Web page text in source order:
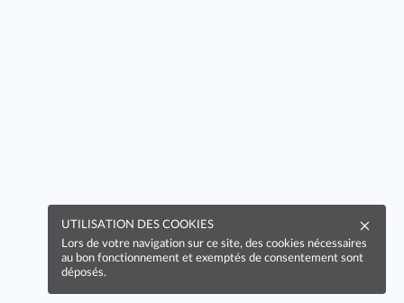
UTILISATION DES COOKIES
Lors de votre navigation sur ce site, des cookies nécessaires
au bon fonctionnement et exemptés de consentement sont
déposés.